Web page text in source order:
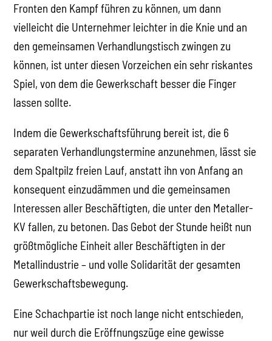
Fronten den Kampf führen zu können, um dann
vielleicht die Unternehmer leichter in die Knie und an
den gemeinsamen Verhandlungstisch zwingen zu
können, ist unter diesen Vorzeichen ein sehr riskantes
Spiel, von dem die Gewerkschaft besser die Finger
lassen sollte.
Indem die Gewerkschaftsführung bereit ist, die 6
separaten Verhandlungstermine anzunehmen, lässt sie
dem Spaltpilz freien Lauf, anstatt ihn von Anfang an
konsequent einzudämmen und die gemeinsamen
Interessen aller Beschäftigten, die unter den Metaller-
KV fallen, zu betonen. Das Gebot der Stunde heißt nun
größtmögliche Einheit aller Beschäftigten in der
Metallindustrie – und volle Solidarität der gesamten
Gewerkschaftsbewegung.
Eine Schachpartie ist noch lange nicht entschieden,
nur weil durch die Eröffnungszüge eine gewisse